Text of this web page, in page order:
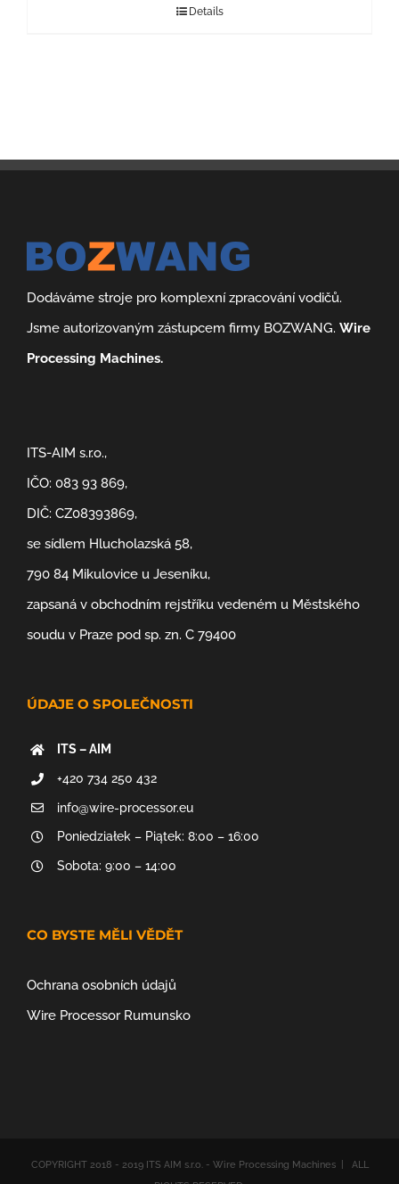
Details
Dodáváme stroje pro komplexní zpracování vodičů.
Jsme autorizovaným zástupcem firmy BOZWANG. Wire
Processing Machines.
ITS-AIM s.r.o.,
IČO: 083 93 869,
DIČ: CZ08393869,
se sídlem Hlucholazská 58,
790 84 Mikulovice u Jeseníku,
zapsaná v obchodním rejstříku vedeném u Městského
soudu v Praze pod sp. zn. C 79400
ÚDAJE O SPOLEČNOSTI
ITS – AIM
+420 734 250 432
info@wire-processor.eu
Poniedziałek – Piątek: 8:00 – 16:00
Sobota: 9:00 – 14:00
CO BYSTE MĚLI VĚDĚT
Ochrana osobních údajů
Wire Processor Rumunsko
COPYRIGHT 2018 - 2019 ITS AIM s.r.o. - Wire Processing Machines | ALL